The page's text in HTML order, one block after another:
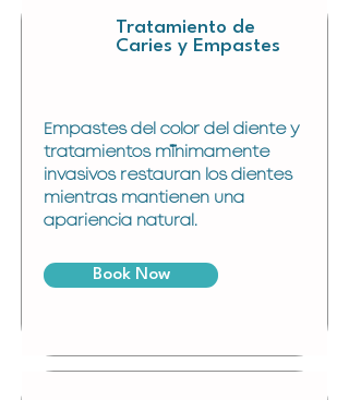
Tratamiento de
Caries y Empastes
Empastes del color del diente y
tratamientos mínimamente
invasivos restauran los dientes
mientras mantienen una
apariencia natural.
Book Now